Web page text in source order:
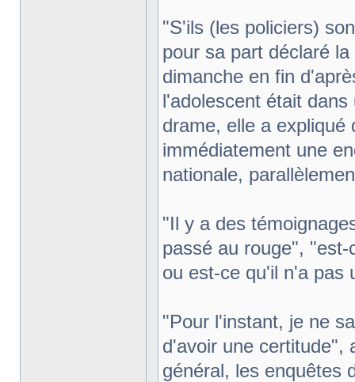
"S'ils (les policiers)
pour sa part déclaré
dimanche en fin
l'adolescent était
drame, elle a
immédiatement une
nationale,
"Il y a des
passé au rouge",
ou est-ce qu'il n'a pas
"Pour l'instant, je ne
d'avoir une certitude",
général, les enquêtes